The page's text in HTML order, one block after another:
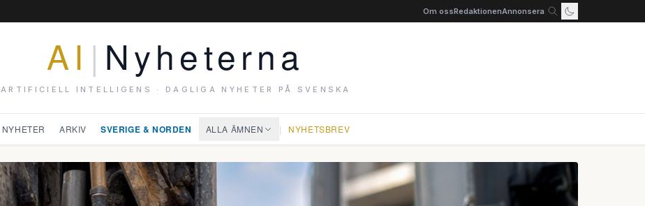
Om ossRedaktionenAnnonsera
AI | Nyheterna
ARTIFICIELL INTELLIGENS · DAGLIGA NYHETER PÅ SVENSKA
NYHETER ARKIV SVERIGE & NORDEN ALLA ÄMNEN | NYHETSBREV